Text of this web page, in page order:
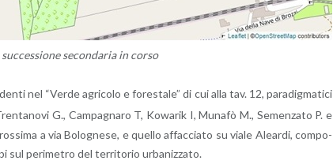
se­con­da­ria in corso
nel “Verde agri­co­lo e fo­re­sta­le” di cui alla tav. 12, pa­ra­dig­ma­ti­ci
G., Cam­pa­gna­ro T, Ko­warik I, Mu­na­fò M., Se­men­za­to P. e
a via Bo­lo­gne­se, e quel­lo af­fac­cia­to su viale Alear­di, com­po­
sul pe­ri­me­tro del ter­ri­to­rio ur­ba­niz­za­to.